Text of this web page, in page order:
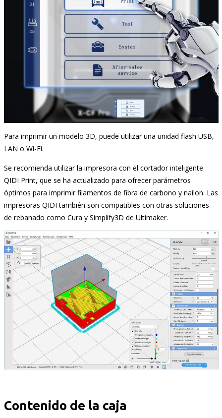
Para imprimir un modelo 3D, puede utilizar una unidad flash USB,
LAN o Wi-Fi.
Se recomienda utilizar la impresora con el cortador inteligente
QIDI Print, que se ha actualizado para ofrecer parámetros
óptimos para imprimir filamentos de fibra de carbono y nailon. Las
impresoras QIDI también son compatibles con otras soluciones
de rebanado como Cura y Simplify3D de Ultimaker.
Contenido de la caja